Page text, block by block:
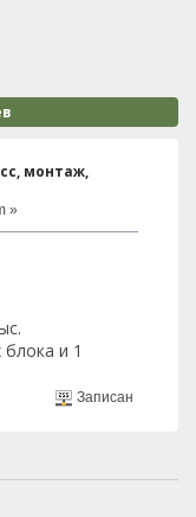
монтаж,
»
и 1
Записан